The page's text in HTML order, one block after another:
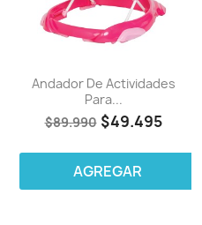
Andador De Actividades
Para...
$89.990 $49.495
AGREGAR